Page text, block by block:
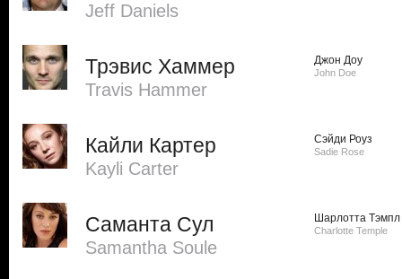
Jeff Daniels
Трэвис Хаммер
Travis Hammer
Джон Доу
John Doe
Кайли Картер
Kayli Carter
Сэйди Роуз
Sadie Rose
Саманта Сул
Samantha Soule
Шарлотта Тэмпл
Charlotte Temple